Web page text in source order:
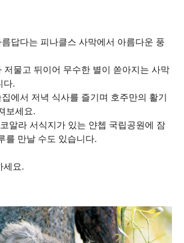
답다는 피나클스 사막에서 아름다운 풍
저물고 뒤이어 무수한 별이 쏟아지는 사막
다.
에서 저녁 식사를 즐기며 호주만의 활기
보세요.
알라 서식지가 있는 얀쳅 국립공원에 잠
를 만날 수도 있습니다.
세요.